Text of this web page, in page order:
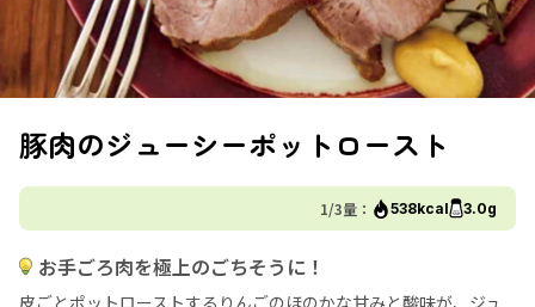
豚肉のジューシーポットロースト
1/3量： 538kcal 3.0g
お手ごろ肉を極上のごちそうに！